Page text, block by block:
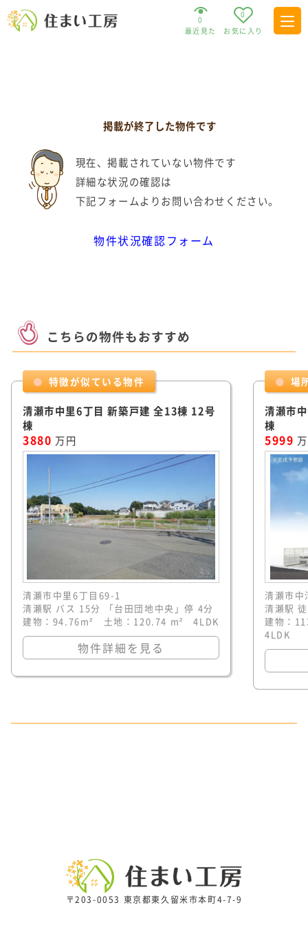
0
最近見た
0
お気に入り
掲載が終了した物件です
現在、掲載されていない物件です
詳細な状況の確認は
下記フォームよりお問い合わせください。
物件状況確認フォーム
こちらの物件もおすすめ
特徴が似ている物件
清瀬市中里6丁目 新築戸建 全13棟 12号
棟
3880 万円
清瀬市中里6丁目69-1
清瀬駅 バス 15分 「台田団地中央」停 4分
建物：94.76m² 土地：120.74 m² 4LDK
物件詳細を見る
場
清瀬市
棟
5999
清瀬市
清瀬駅
建物：
4LDK
〒203-0053 東京都東久留米市本町4-7-9